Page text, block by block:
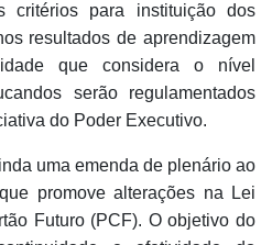
critérios para instituição dos
resultados de aprendizagem
que considera o nível
serão regulamentados
do Poder Executivo.
uma emenda de plenário ao
promove alterações na Lei
Futuro (PCF). O objetivo do